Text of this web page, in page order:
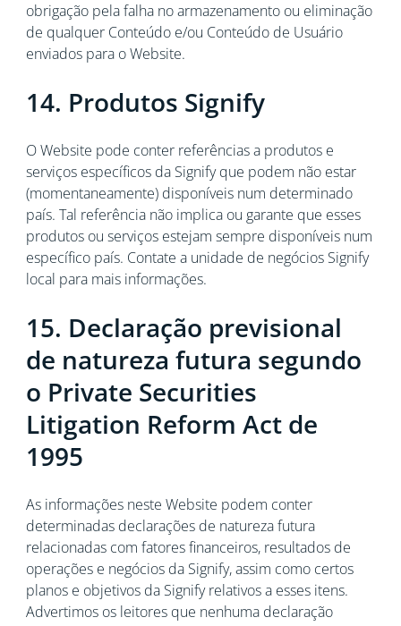
obrigação pela falha no armazenamento ou eliminação
de qualquer Conteúdo e/ou Conteúdo de Usuário
enviados para o Website.
14. Produtos Signify
O Website pode conter referências a produtos e
serviços específicos da Signify que podem não estar
(momentaneamente) disponíveis num determinado
país. Tal referência não implica ou garante que esses
produtos ou serviços estejam sempre disponíveis num
específico país. Contate a unidade de negócios Signify
local para mais informações.
15. Declaração previsional
de natureza futura segundo
o Private Securities
Litigation Reform Act de
1995
As informações neste Website podem conter
determinadas declarações de natureza futura
relacionadas com fatores financeiros, resultados de
operações e negócios da Signify, assim como certos
planos e objetivos da Signify relativos a esses itens.
Advertimos os leitores que nenhuma declaração